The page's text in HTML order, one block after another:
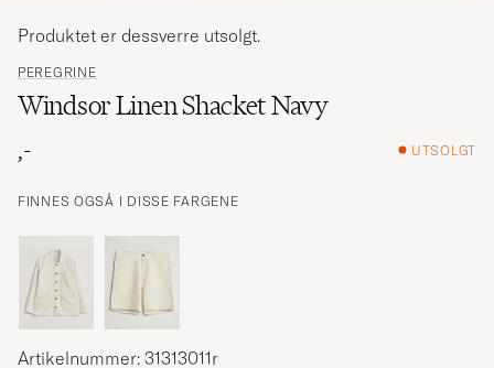
PEREGRINE
Windsor Linen Shacket Navy
,-
UTSOLGT
FINNES OGSÅ I DISSE FARGENE
Produktet er dessverre utsolgt.
Artikelnummer: 31313011r